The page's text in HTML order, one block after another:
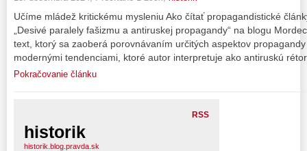
Učíme mládež kritickému mysleniu Ako čítať propagandistické
„Desivé paralely fašizmu a antiruskej propagandy“ na blogu
text, ktorý sa zaoberá porovnávaním určitých aspektov
modernými tendenciami, ktoré autor interpretuje ako antiruskú
Pokračovanie článku
RSS
historik
historik.blog.pravda.sk